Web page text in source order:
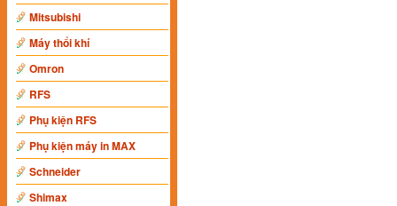
Mitsubishi
Máy thổi khí
Omron
RFS
Phụ kiện RFS
Phụ kiện máy in MAX
Schneider
Shimax